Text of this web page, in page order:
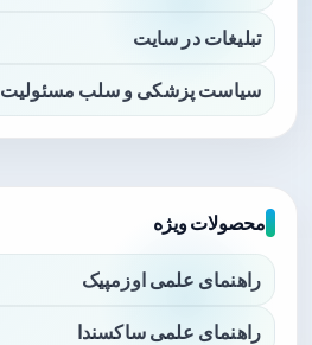
تبلیغات در سایت
سیاست پزشکی و سلب مسئولیت
محصولات ویژه
راهنمای علمی اوزمپیک
راهنمای علمی ساکسندا